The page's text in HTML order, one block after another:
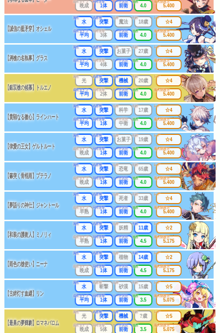
成長タイプ
晩成
同時攻撃
1体
リーチ区分
前衛
連携
4.0
最大防護力
5.400
【誠信の藍矛穿】オシェル
属性
水
武器種
突撃
出身
魔法
年齢
18歳
成長タイプ
平均
同時攻撃
3体
リーチ区分
前衛
連携
4.0
レア
☆4
最大防護力
5.400
【冽槍の名執事】グラス
属性
水
武器種
突撃
出身
お菓子
年齢
27歳
成長タイプ
平均
同時攻撃
4体
リーチ区分
前衛
連携
4.0
レア
☆4
最大防護力
5.400
【銀双槍の傾慕】トルエノ
属性
光
武器種
突撃
出身
機械
年齢
20歳
成長タイプ
平均
同時攻撃
2体
リーチ区分
前衛
連携
4.0
レア
☆4
最大防護力
5.400
【貴顕なる徹心】ラインハート
属性
水
武器種
突撃
出身
科学
年齢
17歳
成長タイプ
平均
同時攻撃
1体
リーチ区分
中衛
連携
4.0
レア
☆4
最大防護力
5.400
【律愛の王女】ゲルトルート
属性
水
武器種
突撃
出身
お菓子
年齢
19歳
成長タイプ
晩成
同時攻撃
1体
リーチ区分
前衛
連携
4.0
レア
☆4
最大防護力
5.400
【篠突く骨棍雨】プテラノ
属性
水
武器種
突撃
出身
恐竜
年齢
65歳
成長タイプ
晩成
同時攻撃
1体
リーチ区分
前衛
連携
4.0
レア
☆4
最大防護力
5.400
【夢語りの神仕】ジャントール
属性
水
武器種
突撃
出身
死者
年齢
33歳
成長タイプ
早熟
同時攻撃
1体
リーチ区分
前衛
連携
4.0
レア
☆4
最大防護力
5.400
【和装の護衛人】ミノリィ
属性
水
武器種
突撃
出身
妖精
年齢
11歳
成長タイプ
早熟
同時攻撃
1体
リーチ区分
前衛
連携
4.5
レア
☆2
最大防護力
5.175
【雨色の槍使い】ニーナ
属性
水
武器種
突撃
出身
植物
年齢
14歳
成長タイプ
晩成
同時攻撃
1体
リーチ区分
前衛
連携
4.5
レア
☆2
最大防護力
5.175
【古絆灯す血継】リン
属性
水
武器種
斬撃
出身
砂漠
年齢
15歳
成長タイプ
平均
同時攻撃
1体
リーチ区分
前衛
連携
3.5
レア
☆5
最大防護力
5.075
【最果の夢輝劇】ロマネバロム
属性
光
武器種
突撃
出身
機械
年齢
?歳
成長タイプ
晩成
同時攻撃
5体
リーチ区分
前衛
連携
3.5
レア
☆5
最大防護力
5.075